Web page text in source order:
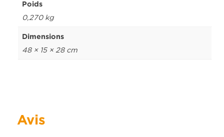
Poids
0,270 kg
Dimensions
48 × 15 × 28 cm
Avis